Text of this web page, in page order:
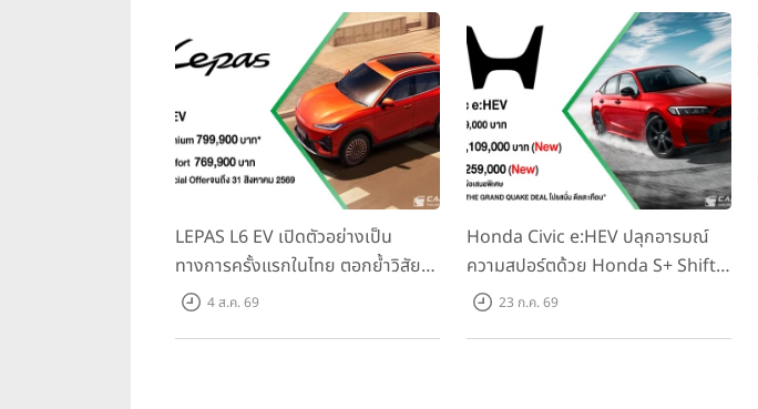
LEPAS L6 EV เปิดตัวอย่างเป็น
ทางการครั้งแรกในไทย ตอกย้ำวิสัย
ทัศน์ “Drive Your Elegance” มา
4 ส.ค. 69
Honda Civic e:HEV ปลุกอารมณ์
ความสปอร์ตด้วย Honda S+ Shift
ครั้งแรกในไทย! พร้อมเพิ่ม Blind
23 ก.ค. 69